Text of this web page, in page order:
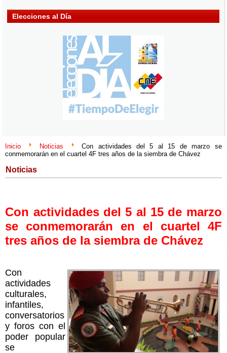
Elecciones al Día
Inicio Noticias
Con actividades del 5 al 15 de marzo se
conmemorarán en el cuartel 4F tres años de la siembra de Chávez
Noticias
Con actividades del 5 al 15 de marzo
se conmemorarán en el cuartel 4F
tres años de la siembra de Chávez
Con
actividades
culturales,
infantiles,
conversatorios
y foros con el
poder popular
se